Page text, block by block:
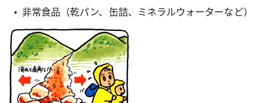
非常食品（乾パン、缶詰、ミネラルウォーターなど）